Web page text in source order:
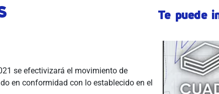
se efectivizará el movimiento de
en conformidad con lo establecido en el
Te puede